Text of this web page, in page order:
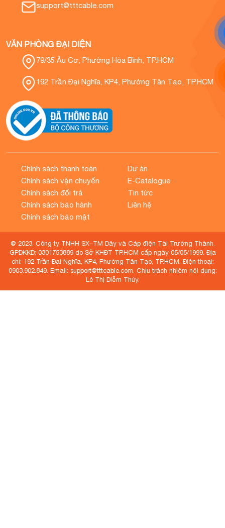
support@tttcable.com
VĂN PHÒNG ĐẠI DIỆN
79/35 Âu Cơ, Phường Hòa Bình, TP.HCM
192 Trần Đại Nghĩa, KP4, Phường Tân Tạo, TP.HCM
Chính sách thanh toán
Chính sách vận chuyển
Chính sách đổi trả
Chính sách bảo hành
Chính sách bảo mật
Dự án
E-Catalogue
Tin tức
Liên hệ
@ 2023. Công ty TNHH SX–TM Dây và Cáp điện Tài Trường Thành.
GPDKKD: 0301753889 do Sở KHĐT TP.HCM cấp ngày 05/05/1999. Địa
chỉ: 192 Trần Đại Nghĩa, KP4, Phường Tân Tạo, TP.HCM. Điện thoại:
0903.902.849. Email: support@tttcable.com. Chịu trách nhiệm nội dung:
Lê Thị Diễm Thúy.